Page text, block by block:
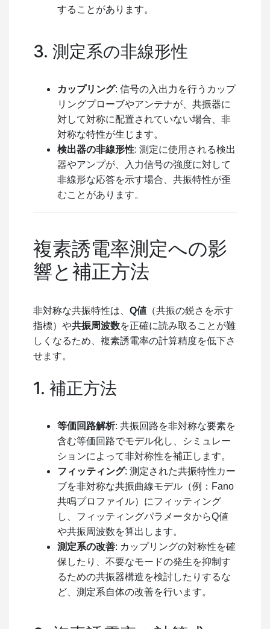
することがあります。
3. 測定系の非線形性
カップリング: 信号の入出力を行うカップ
リングプローブやアンテナが、共振器に
対して対称に配置されていない場合、非
対称な特性が生じます。
検出器の非線形性: 測定に使用される検出
器やアンプが、入力信号の強度に対して
非線形な応答を示す場合、共振特性が歪
むことがあります。
複素誘電率測定への影
響と補正方法
非対称な共振特性は、 Q値 （共振の鋭さを示す
指標）や共振周波数を正確に読み取ることが難
しくなるため、複素誘電率の計算精度を低下さ
せます。
1. 補正方法
等価回路解析: 共振回路を非対称な要素を
含む等価回路でモデル化し、シミュレー
ションによって非対称性を補正します。
フィッティング: 測定された共振特性カー
ブを非対称な共振曲線モデル（例：Fano
共鳴プロファイル）にフィッティング
し、フィッティングパラメータからQ値
や共振周波数を算出します。
測定系の改善: カップリングの対称性を確
保したり、不要なモードの発生を抑制す
るための共振器構造を検討したりするな
ど、測定系自体の改善を行います。